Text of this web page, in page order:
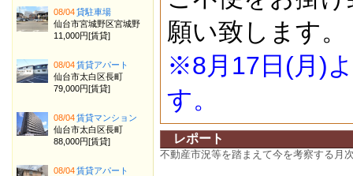
願い致します。
※8月17日(月)
す。
レポート
不動産市況等を踏まえて今を考察する月
08/04貸駐車場
仙台市宮城野区宮城野
11,000円[賃貸]
08/04賃貸アパート
仙台市太白区長町
79,000円[賃貸]
08/04賃貸マンション
仙台市太白区長町
88,000円[賃貸]
08/04賃貸アパート